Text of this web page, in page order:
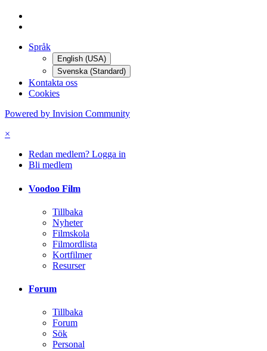
Språk
English (USA)
Svenska (Standard)
Kontakta oss
Cookies
Powered by Invision Community
×
Redan medlem? Logga in
Bli medlem
Voodoo Film
Tillbaka
Nyheter
Filmskola
Filmordlista
Kortfilmer
Resurser
Forum
Tillbaka
Forum
Sök
Personal